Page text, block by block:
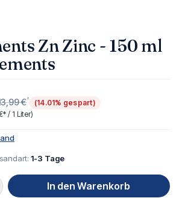
Zn Zinc - 150 ml
€*
(14.01% gespart)
/ 1 Liter)
1-3 Tage
Gib den gewünschten Wert
In den Warenkorb